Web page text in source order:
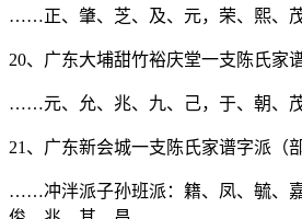
……正、肇、芝、及、元，荣、熙、
20、广东大埔甜竹裕庆堂一支陈氏家
……元、允、兆、九、己，于、朝、
21、广东新会城一支陈氏家谱字派（部
……冲泮派子孙班派：籍、凤、毓、